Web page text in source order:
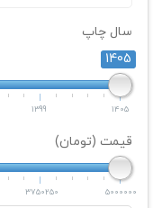
سال چاپ
1405
1399 1405
قیمت (تومان)
3750250 5000000